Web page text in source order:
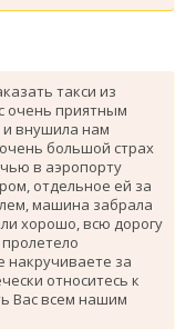
такси из
очень приятным
и внушила нам
большой страх
в аэропорту
отдельное ей за
машина забрала
хорошо, всю дорогу
накручиваете за
относитесь к
Вас всем нашим